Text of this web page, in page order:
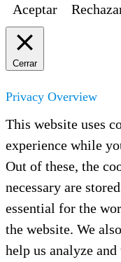
Aceptar
Cerrar
Privacy Overview
This website uses
experience while
Out of these, the
necessary are
essential for the
the website. We
help us analyze